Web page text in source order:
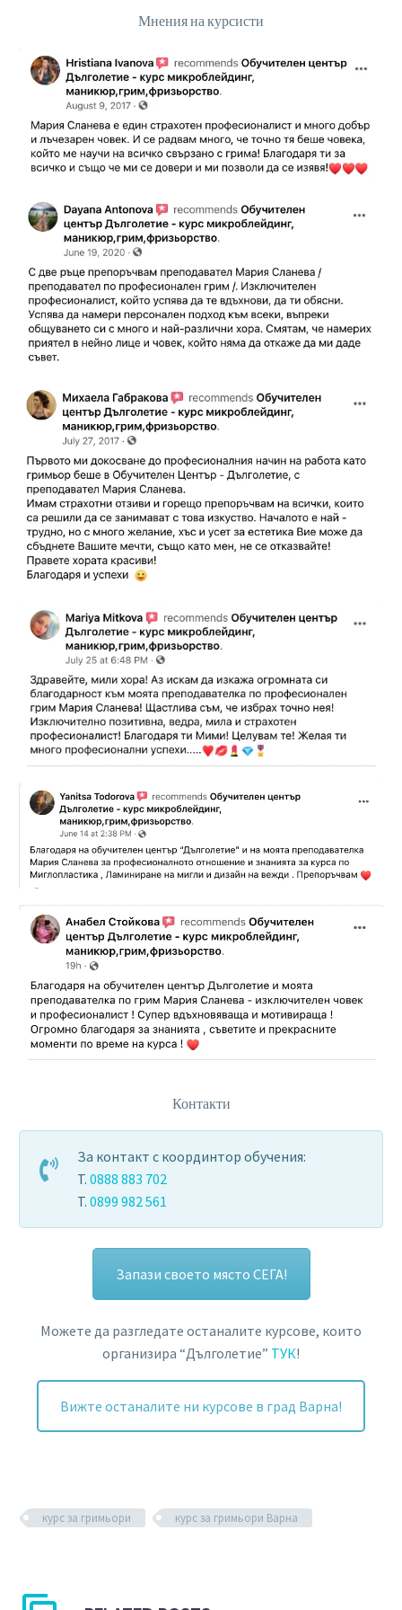
Мнения на курсисти
Контакти
За контакт с координтор обучения:
T. 0888 883 702
T. 0899 982 561
Запази своето място СЕГА!
Можете да разгледате останалите курсове, които
организира “Дълголетие” ТУК!
Вижте останалите ни курсове в град Варна!
курс за гримьори курс за гримьори Варна